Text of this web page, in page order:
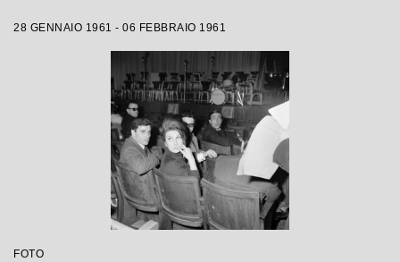
28 GENNAIO 1961 - 06 FEBBRAIO 1961
FOTO